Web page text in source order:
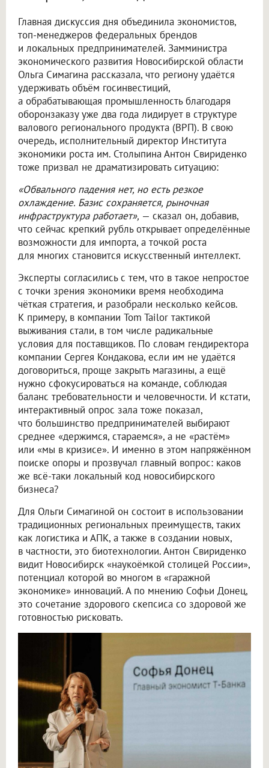
Главная дискуссия дня объединила экономистов,
топ-менеджеров федеральных брендов
и локальных предпринимателей. Замминистра
экономического развития Новосибирской области
Ольга Симагина рассказала, что региону удаётся
удерживать объём госинвестиций,
а обрабатывающая промышленность благодаря
оборонзаказу уже два года лидирует в структуре
валового регионального продукта (ВРП). В свою
очередь, исполнительный директор Института
экономики роста им. Столыпина Антон Свириденко
тоже призвал не драматизировать ситуацию:
«Обвального падения нет, но есть резкое
охлаждение. Базис сохраняется, рыночная
инфраструктура работает», — сказал он, добавив,
что сейчас крепкий рубль открывает определённые
возможности для импорта, а точкой роста
для многих становится искусственный интеллект.
Эксперты согласились с тем, что в такое непростое
с точки зрения экономики время необходима
чёткая стратегия, и разобрали несколько кейсов.
К примеру, в компании Tom Tailor тактикой
выживания стали, в том числе радикальные
условия для поставщиков. По словам гендиректора
компании Сергея Кондакова, если им не удаётся
договориться, проще закрыть магазины, а ещё
нужно сфокусироваться на команде, соблюдая
баланс требовательности и человечности. И кстати,
интерактивный опрос зала тоже показал,
что большинство предпринимателей выбирают
среднее «держимся, стараемся», а не «растём»
или «мы в кризисе». И именно в этом напряжённом
поиске опоры и прозвучал главный вопрос: каков
же всё-таки локальный код новосибирского
бизнеса?
Для Ольги Симагиной он состоит в использовании
традиционных региональных преимуществ, таких
как логистика и АПК, а также в создании новых,
в частности, это биотехнологии. Антон Свириденко
видит Новосибирск «наукоёмкой столицей России»,
потенциал которой во многом в «гаражной
экономике» инноваций. А по мнению Софьи Донец,
это сочетание здорового скепсиса со здоровой же
готовностью рисковать.